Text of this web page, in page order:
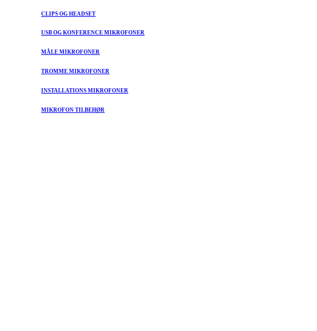
CLIPS OG HEADSET
USB OG KONFERENCE MIKROFONER
MÅLE MIKROFONER
TROMME MIKROFONER
INSTALLATIONS MIKROFONER
MIKROFON TILBEHØR